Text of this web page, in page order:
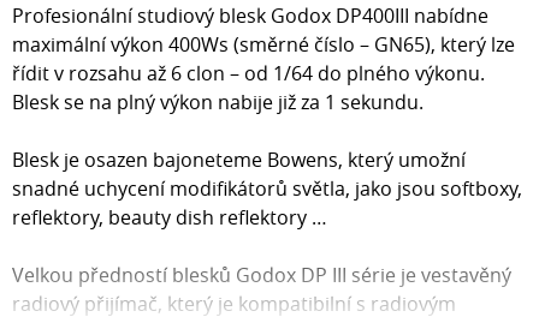
Profesionální studiový blesk Godox DP400III nabídne
maximální výkon 400Ws (směrné číslo – GN65), který lze
řídit v rozsahu až 6 clon – od 1/64 do plného výkonu.
Blesk se na plný výkon nabije již za 1 sekundu.
Blesk je osazen bajoneteme Bowens, který umožní
snadné uchycení modifikátorů světla, jako jsou softboxy,
reflektory, beauty dish reflektory …
Velkou předností blesků Godox DP III série je vestavěný
radiový přijímač, který je kompatibilní s radiovým